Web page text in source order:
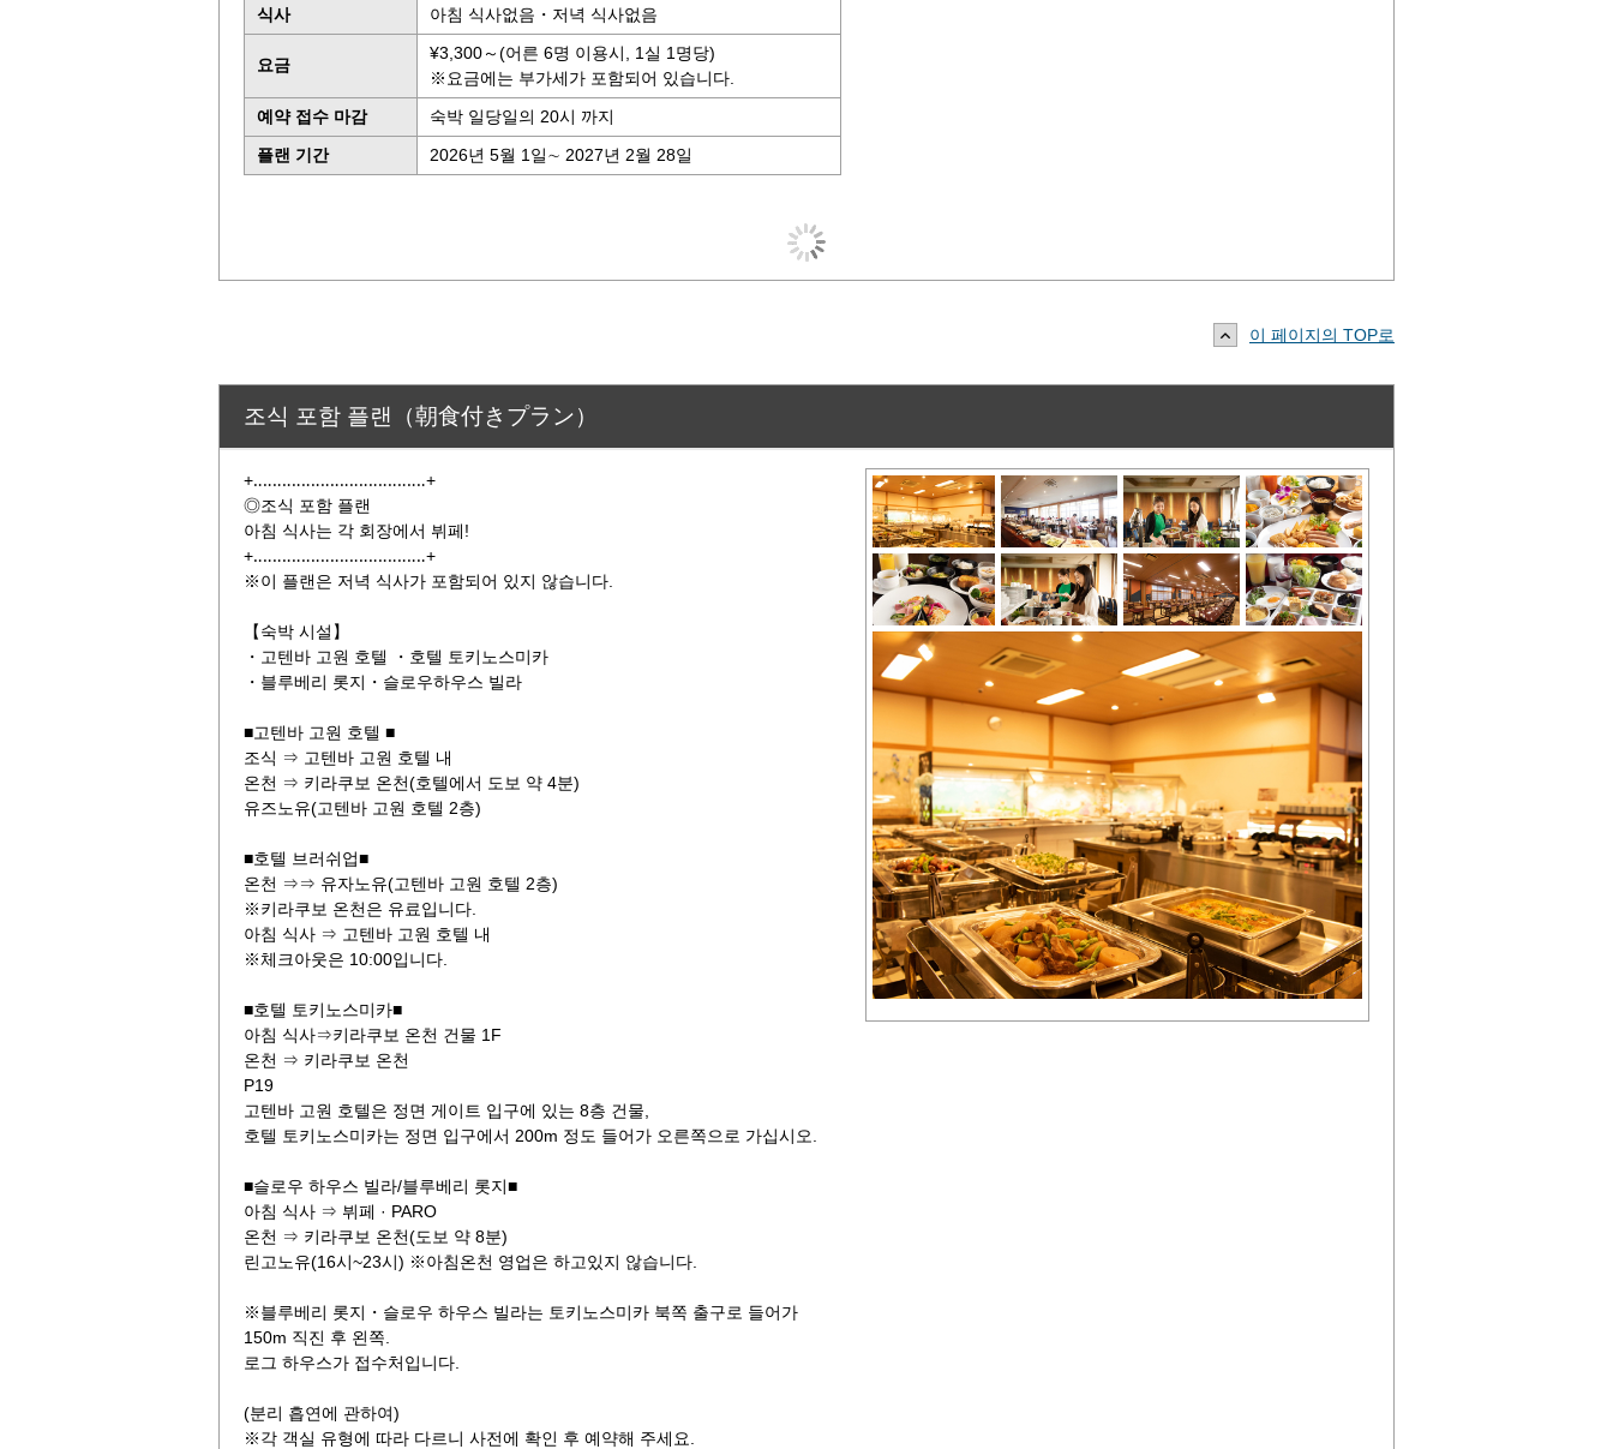
식사
아침 식사없음・저녁 식사없음
요금
¥3,300～(어른 6명 이용시, 1실 1명당)
※요금에는 부가세가 포함되어 있습니다.
예약 접수 마감
숙박 일당일의 20시 까지
플랜 기간
2026년 5월 1일∼ 2027년 2월 28일
이 페이지의 TOP로
조식 포함 플랜（朝食付きプラン）
+‥‥‥‥‥‥‥‥‥‥‥‥‥‥‥‥‥‥+
◎조식 포함 플랜
아침 식사는 각 회장에서 뷔페!
+‥‥‥‥‥‥‥‥‥‥‥‥‥‥‥‥‥‥+
※이 플랜은 저녁 식사가 포함되어 있지 않습니다.
【숙박 시설】
・고텐바 고원 호텔 ・호텔 토키노스미카
・블루베리 롯지・슬로우하우스 빌라
■고텐바 고원 호텔 ■
조식 ⇒ 고텐바 고원 호텔 내
온천 ⇒ 키라쿠보 온천(호텔에서 도보 약 4분)
유즈노유(고텐바 고원 호텔 2층)
■호텔 브러쉬업■
온천 ⇒⇒ 유자노유(고텐바 고원 호텔 2층)
※키라쿠보 온천은 유료입니다.
아침 식사 ⇒ 고텐바 고원 호텔 내
※체크아웃은 10:00입니다.
■호텔 토키노스미카■
아침 식사⇒키라쿠보 온천 건물 1F
온천 ⇒ 키라쿠보 온천
P19
고텐바 고원 호텔은 정면 게이트 입구에 있는 8층 건물,
호텔 토키노스미카는 정면 입구에서 200m 정도 들어가 오른쪽으로 가십시오.
■슬로우 하우스 빌라/블루베리 롯지■
아침 식사 ⇒ 뷔페 · PARO
온천 ⇒ 키라쿠보 온천(도보 약 8분)
린고노유(16시~23시) ※아침온천 영업은 하고있지 않습니다.
※블루베리 롯지・슬로우 하우스 빌라는 토키노스미카 북쪽 출구로 들어가
150m 직진 후 왼쪽.
로그 하우스가 접수처입니다.
(분리 흡연에 관하여)
※각 객실 유형에 따라 다르니 사전에 확인 후 예약해 주세요.